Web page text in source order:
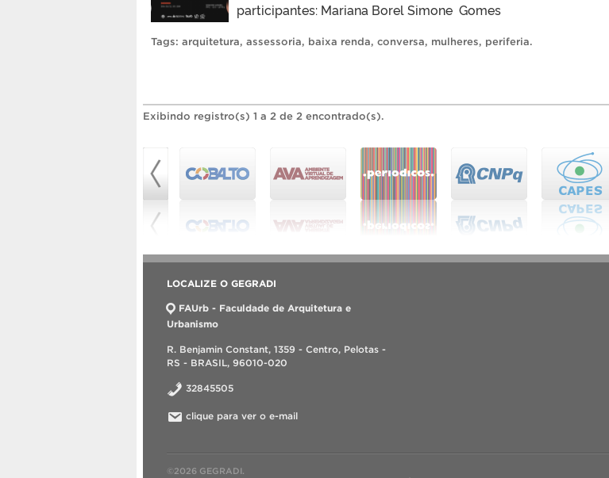
participantes: Mariana Borel Simone Gomes
Tags: arquitetura, assessoria, baixa renda, conversa, mulheres, periferia.
Exibindo registro(s) 1 a 2 de 2 encontrado(s).
LOCALIZE O GEGRADI
FAUrb - Faculdade de Arquitetura e
Urbanismo
R. Benjamin Constant, 1359 - Centro, Pelotas -
RS - BRASIL, 96010-020
32845505
clique para ver o e-mail
©2026 GEGRADI.